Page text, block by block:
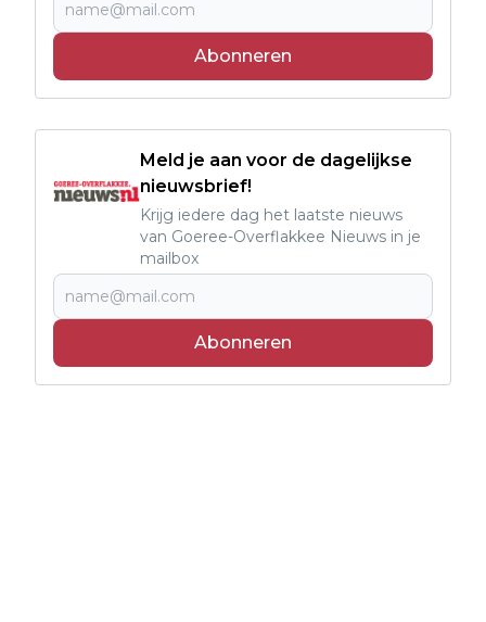
Abonneren
Meld je aan voor de dagelijkse
nieuwsbrief!
Krijg iedere dag het laatste nieuws
van Goeree-Overflakkee Nieuws in je
mailbox
Abonneren